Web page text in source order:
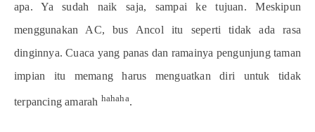
apa. Ya sudah naik saja, sampai ke tujuan. Meskipun
menggunakan AC, bus Ancol itu seperti tidak ada rasa
dinginnya. Cuaca yang panas dan ramainya pengunjung taman
impian itu memang harus menguatkan diri untuk tidak
terpancing amarah hahaha.